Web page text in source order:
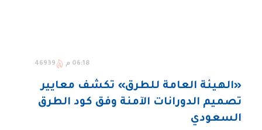
06:18 م 46939
«الهيئة العامة للطرق» تكشف معايير
تصميم الدورانات الآمنة وفق كود الطرق
السعودي